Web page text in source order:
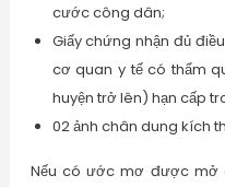
cước công dân;
Giấy chứng nhận đủ
cơ quan y tế có thẩm
huyện trở lên) hạn cấp
02 ảnh chân dung kích
Nếu có ước mơ được mở